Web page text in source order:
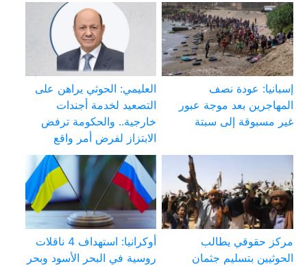
إسبانيا: عودة نصف
المهاجرين بعد موجة عبور
غير مسبوقة إلى سبتة
العليمي: الحوثي يراهن على
التصعيد لخدمة أجندات
خارجية.. والحكومة ترفض
الابتزاز لفرض أمر واقع
مركز حقوقي يطالب
الحوثيين بتسليم جثمان
أوكرانيا: استهداف 4 ناقلات
روسية في البحر الأسود وبحر